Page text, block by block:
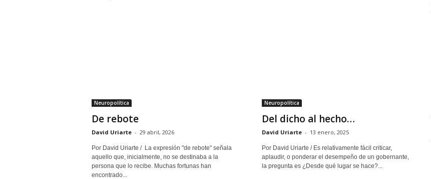
Neuropolítica
De rebote
David Uriarte - 29 abril, 2026
Por David Uriarte / La expresión "de rebote" señala
aquello que, inicialmente, no se destinaba a la
persona que lo recibe. Muchas fortunas han
encontrado...
Neuropolítica
Del dicho al hecho…
David Uriarte - 13 enero, 2025
Por David Uriarte / Es relativamente fácil criticar,
aplaudir, o ponderar el desempeño de un gobernante,
la pregunta es ¿Desde qué lugar se hace?...